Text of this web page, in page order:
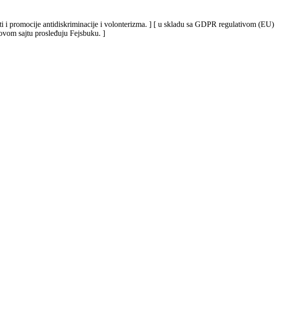
i promocije antidiskriminacije i volonterizma. ] [ u skladu sa GDPR regulativom (EU)
sajtu prosleđuju Fejsbuku. ]